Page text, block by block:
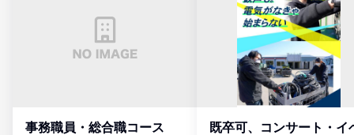
事務職員・総合職コース
既卒可、コンサート・イ